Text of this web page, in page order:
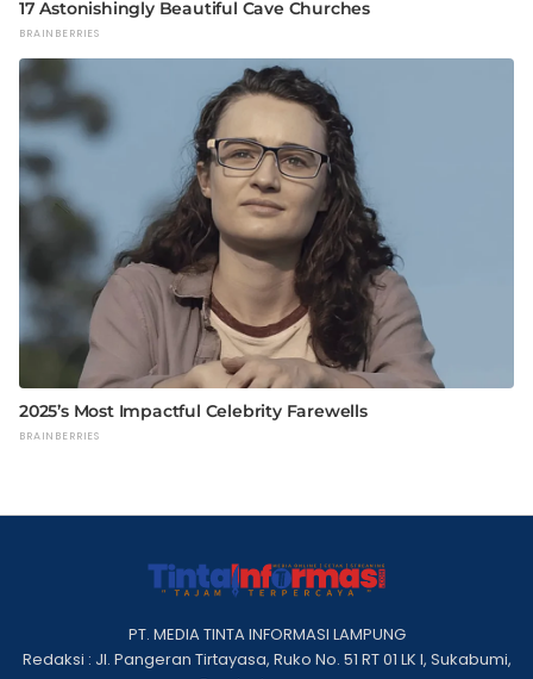
PT. MEDIA TINTA INFORMASI LAMPUNG
Redaksi : Jl. Pangeran Tirtayasa, Ruko No. 51 RT 01 LK I, Sukabumi,